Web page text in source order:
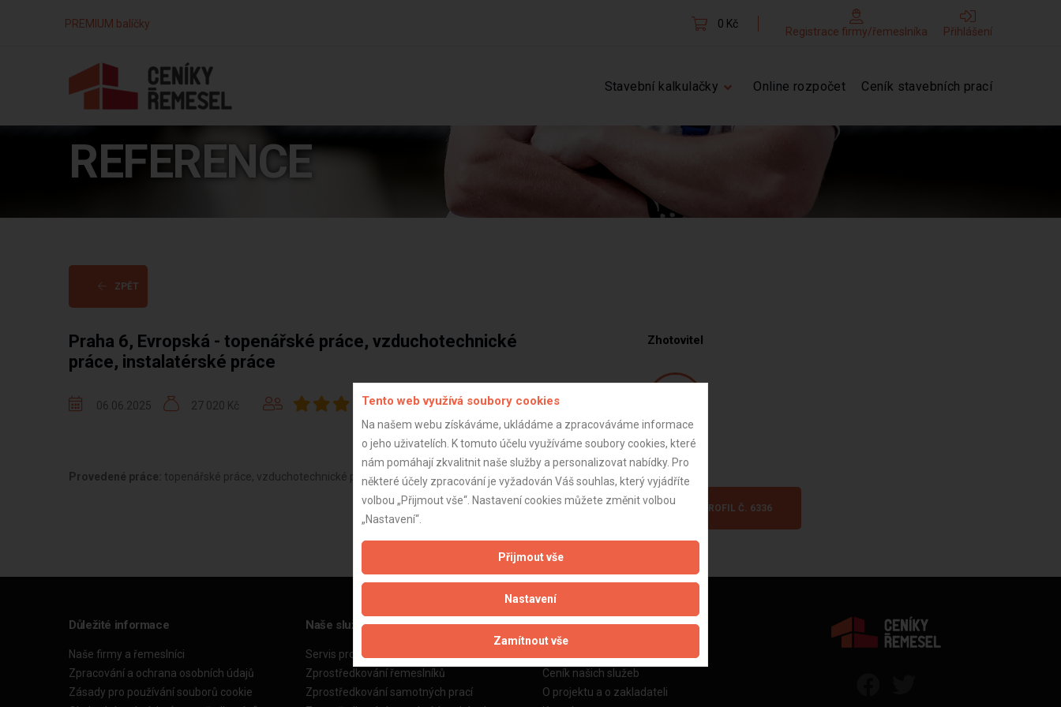
PREMIUM balíčky 0 Kč
Registrace firmy/řemeslníka Přihlášení
Stavební kalkulačky Online rozpočet Ceník stavebních prací
REFERENCE
ZPĚT
Praha 6, Evropská - topenářské práce, vzduchotechnické
práce, instalatérské práce
06.06.2025 27 020 Kč 5/5
Provedené práce: topenářské práce, vzduchotechnické práce, instalatérské práce
Zhotovitel
Jaromír K.
ZOBRAZIT PROFIL Č. 6336
Důležité informace
Naše firmy a řemeslníci
Zpracování a ochrana osobních údajů
Zásady pro používání souborů cookie
Naše služby
Servis pro stavební firmy
Zprostředkování řemeslníků
Zprostředkování samotných prací
Informace o nás
Ceník našich služeb
O projektu a o zakladateli
Tento web využívá soubory cookies
Na našem webu získáváme, ukládáme a zpracováváme informace
o jeho uživatelích. K tomuto účelu využíváme soubory cookies, které
nám pomáhají zkvalitnit naše služby a personalizovat nabídky. Pro
některé účely zpracování je vyžadován Váš souhlas, který vyjádříte
volbou „Přijmout vše“. Nastavení cookies můžete změnit volbou
„Nastavení“.
Přijmout vše
Nastavení
Zamítnout vše